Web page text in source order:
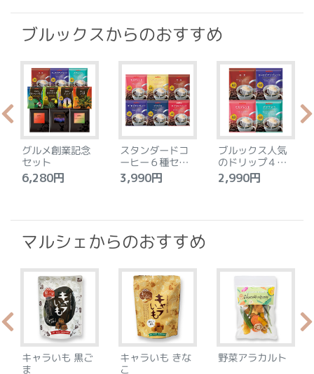
ブルックスからのおすすめ
グルメ創業記念
セット
6,280円
スタンダードコ
ーヒー６種セッ
ト
3,990円
ブルックス人気
のドリップ４種
セット
2,990円
マルシェからのおすすめ
キャラいも 黒ご
ま
キャラいも きな
こ
野菜アラカルト